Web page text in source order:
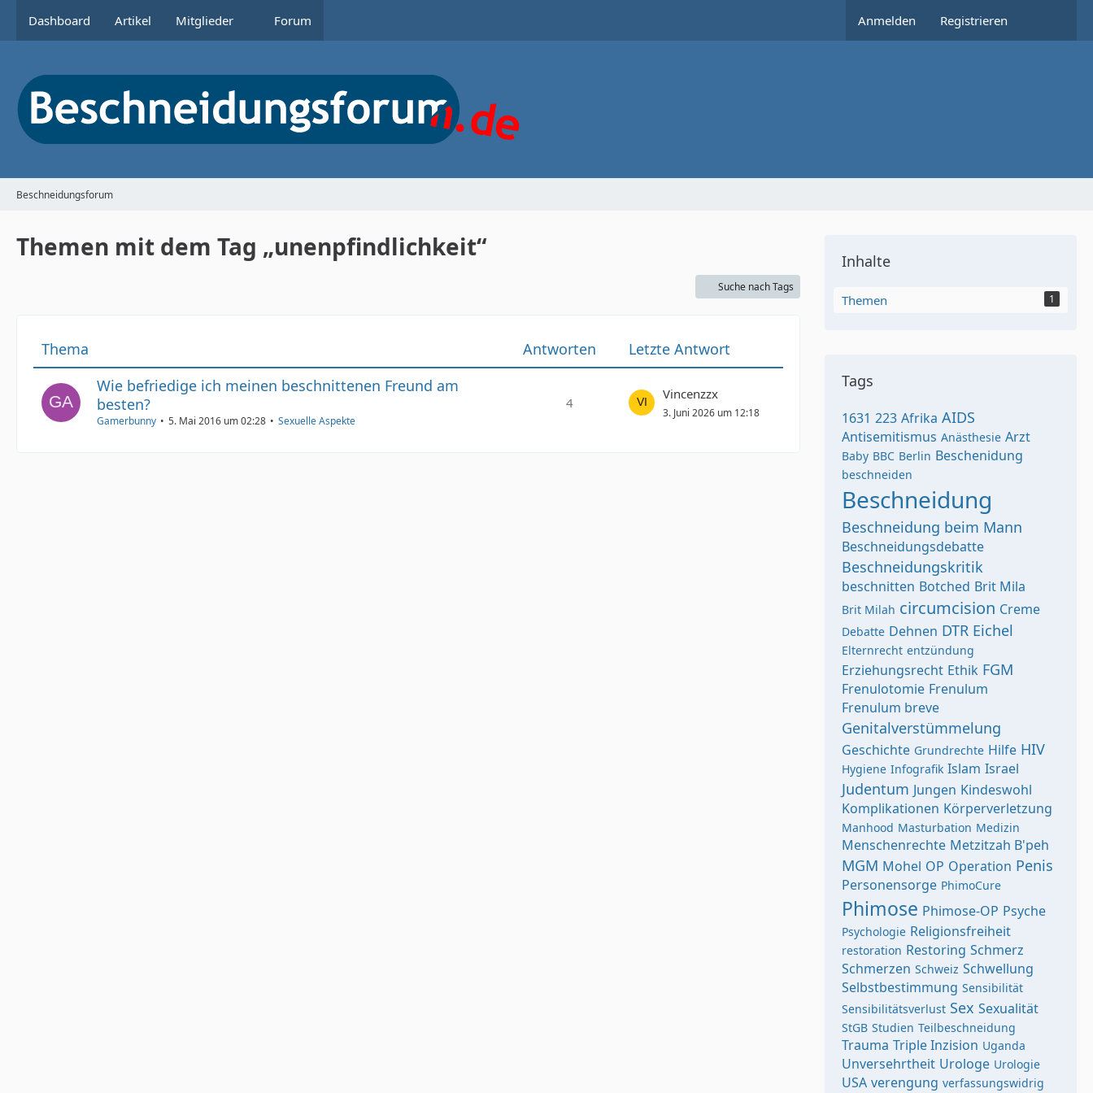
Dashboard Artikel Mitglieder Forum Anmelden Registrieren
Beschneidungsforum
Themen mit dem Tag „unenpfindlichkeit“
Suche nach Tags
Thema Antworten
Letzte Antwort
Wie befriedige ich meinen beschnittenen Freund am
besten?
Gamerbunny 5. Mai 2016 um 02:28 Sexuelle Aspekte
4
Vincenzzx
3. Juni 2026 um 12:18
Inhalte
Themen 1
Tags
1631 223 Afrika AIDS
Antisemitismus Anästhesie Arzt
Baby BBC Berlin Beschenidung
beschneiden
Beschneidung
Beschneidung beim Mann
Beschneidungsdebatte
Beschneidungskritik
beschnitten Botched Brit Mila
Brit Milah circumcision Creme
Debatte Dehnen DTR Eichel
Elternrecht entzündung
Erziehungsrecht Ethik FGM
Frenulotomie Frenulum
Frenulum breve
Genitalverstümmelung
Geschichte Grundrechte Hilfe HIV
Hygiene Infografik Islam Israel
Judentum Jungen Kindeswohl
Komplikationen Körperverletzung
Manhood Masturbation Medizin
Menschenrechte Metzitzah B'peh
MGM Mohel OP Operation Penis
Personensorge PhimoCure
Phimose Phimose-OP Psyche
Psychologie Religionsfreiheit
restoration Restoring Schmerz
Schmerzen Schweiz Schwellung
Selbstbestimmung Sensibilität
Sensibilitätsverlust Sex Sexualität
StGB Studien Teilbeschneidung
Trauma Triple Inzision Uganda
Unversehrtheit Urologe Urologie
USA verengung verfassungswidrig